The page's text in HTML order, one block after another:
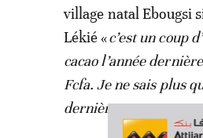
village natal Ebougsi
Lékié «c’est un coup
cacao l’année
Fcfa. Je ne sais plus
dernières ventes».